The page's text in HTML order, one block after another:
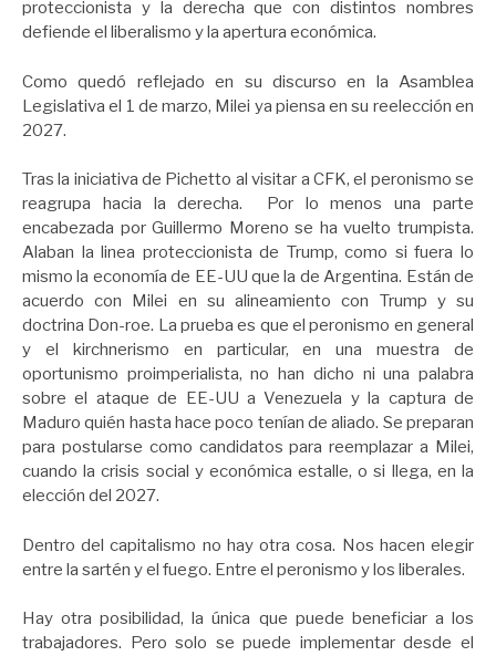
proteccionista y la derecha que con distintos nombres
defiende el liberalismo y la apertura económica.
Como quedó reflejado en su discurso en la Asamblea
Legislativa el 1 de marzo, Milei ya piensa en su reelección en
2027.
Tras la iniciativa de Pichetto al visitar a CFK, el peronismo se
reagrupa hacia la derecha. Por lo menos una parte
encabezada por Guillermo Moreno se ha vuelto trumpista.
Alaban la linea proteccionista de Trump, como si fuera lo
mismo la economía de EE-UU que la de Argentina. Están de
acuerdo con Milei en su alineamiento con Trump y su
doctrina Don-roe. La prueba es que el peronismo en general
y el kirchnerismo en particular, en una muestra de
oportunismo proimperialista, no han dicho ni una palabra
sobre el ataque de EE-UU a Venezuela y la captura de
Maduro quién hasta hace poco tenían de aliado. Se preparan
para postularse como candidatos para reemplazar a Milei,
cuando la crisis social y económica estalle, o si llega, en la
elección del 2027.
Dentro del capitalismo no hay otra cosa. Nos hacen elegir
entre la sartén y el fuego. Entre el peronismo y los liberales.
Hay otra posibilidad, la única que puede beneficiar a los
trabajadores. Pero solo se puede implementar desde el